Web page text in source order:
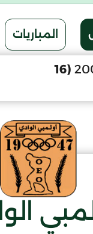
المباريات
(16